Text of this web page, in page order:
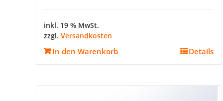
inkl. 19 % MwSt.
zzgl. Versandkosten
In den Warenkorb Details